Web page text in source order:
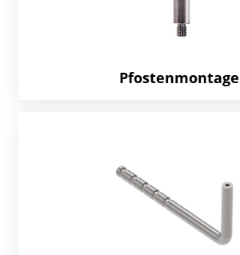
Pfostenmontage